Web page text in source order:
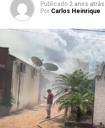
Publicado 2 anos atrás
Por Carlos Heinrique